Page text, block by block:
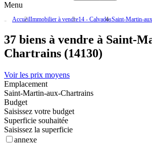
Menu
AccueilImmobilier à vendre14 - CalvadosSaint-Martin-
37 biens à vendre à Saint-
Chartrains (14130)
Voir les prix moyens
Emplacement
Saint-Martin-aux-Chartrains
Budget
Saisissez votre budget
Superficie souhaitée
Saisissez la superficie
annexe